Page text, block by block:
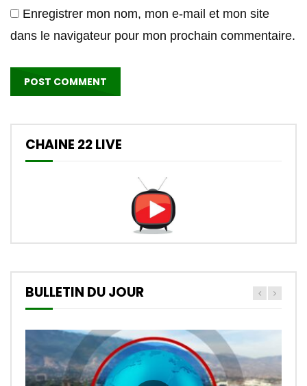
Enregistrer mon nom, mon e-mail et mon site
dans le navigateur pour mon prochain commentaire.
CHAINE 22 LIVE
BULLETIN DU JOUR